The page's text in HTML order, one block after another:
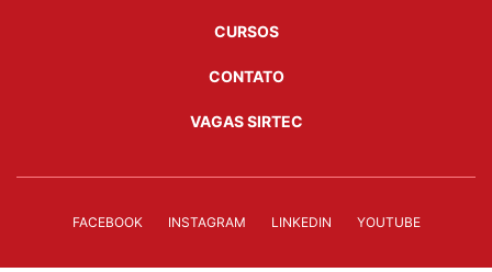
CURSOS
CONTATO
VAGAS SIRTEC
FACEBOOK INSTAGRAM LINKEDIN YOUTUBE